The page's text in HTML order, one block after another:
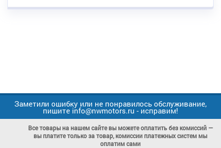
Заметили ошибку или не понравилось обслуживание,
пишите info@nwmotors.ru - исправим!
Все товары на нашем сайте вы можете оплатить без комиссий —
вы платите только за товар, комиссии платежных систем мы
оплатим сами